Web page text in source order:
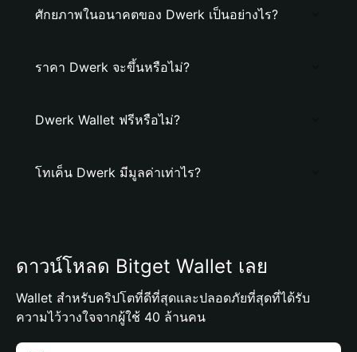
ศักยภาพในอนาคตของ Dwerk เป็นอย่างไร?
ราคา Dwerk จะขึ้นหรือไม่?
Dwerk Wallet ฟรีหรือไม่?
โทเค็น Dwerk มีมูลค่าเท่าไร?
ดาวน์โหลด Bitget Wallet เลย
Wallet สำหรับคริปโตที่ดีที่สุดและปลอดภัยที่สุดที่ได้รับ
ความไว้วางใจจากผู้ใช้ 40 ล้านคน